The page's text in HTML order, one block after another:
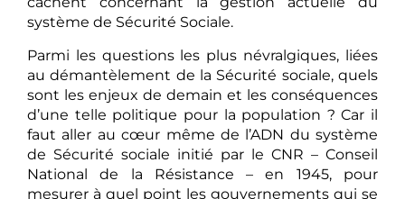
cachent concernant la gestion actuelle du
système de Sécurité Sociale.
Parmi les questions les plus névralgiques, liées
au démantèlement de la Sécurité sociale, quels
sont les enjeux de demain et les conséquences
d’une telle politique pour la population ? Car il
faut aller au cœur même de l’ADN du système
de Sécurité sociale initié par le CNR – Conseil
National de la Résistance – en 1945, pour